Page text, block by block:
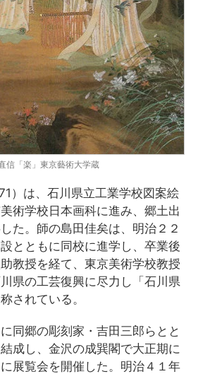
信「楽」東京藝術大学蔵
）は、石川県立工業学校図案絵
術学校日本画科に進み、郷土出
た。師の島田佳矣は、明治２２
とともに同校に進学し、卒業後
教授を経て、東京美術学校教授
県の工芸復興に尽力し「石川県
されている。
同郷の彫刻家・吉田三郎らとと
成し、金沢の成巽閣で大正期に
展覧会を開催した。明治４１年